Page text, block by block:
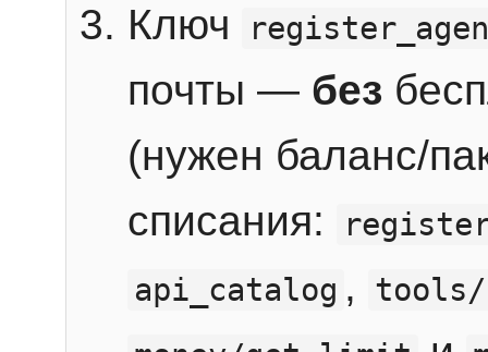
Ключ
почты — без
(нужен баланс/
списания:
api_catalog ,